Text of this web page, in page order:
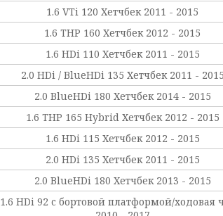
1.6 VTi 120 Хетчбек 2011 - 2015
1.6 THP 160 Хетчбек 2012 - 2015
1.6 HDi 110 Хетчбек 2011 - 2015
2.0 HDi / BlueHDi 135 Хетчбек 2011 - 2015
2.0 BlueHDi 180 Хетчбек 2014 - 2015
1.6 THP 165 Hybrid Хетчбек 2012 - 2015
1.6 HDi 115 Хетчбек 2012 - 2015
2.0 HDi 135 Хетчбек 2011 - 2015
2.0 BlueHDi 180 Хетчбек 2013 - 2015
1.6 HDi 92 c бортовой платформой/ходовая